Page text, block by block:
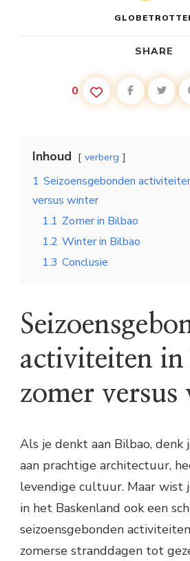
SHARE
0
Inhoud verberg
1 Seizoensgebonden
versus winter
1.1 Zomer in Bilbao
1.2 Winter in Bilbao
1.3 Conclusie
activiteiten in
zomer
Als je denkt aan Bilbao, denk
aan prachtige architectuur,
levendige cultuur. Maar wist
in het Baskenland ook een
seizoensgebonden
zomerse stranddagen tot